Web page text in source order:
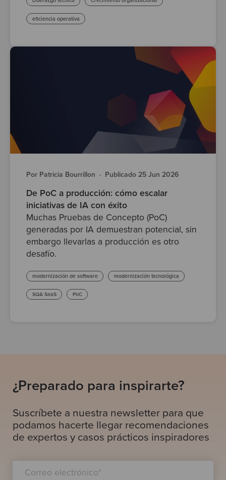
eficiencia operativa
Por Patricia Bourrillon · Publicado 25 Jun 2026
De PoC a producción: cómo escalar
iniciativas de IA con éxito
Muchas Pruebas de Concepto (PoC)
generadas por IA demuestran potencial, sin
embargo llevarlas a producción es otro
desafío.
modernización de software modernización tecnológica
SQA SaaS PoC
¿Preparado para inspirarte?
Suscríbete a nuestra newsletter para que
podamos hacerte llegar recomendaciones
de expertos y casos prácticos inspiradores